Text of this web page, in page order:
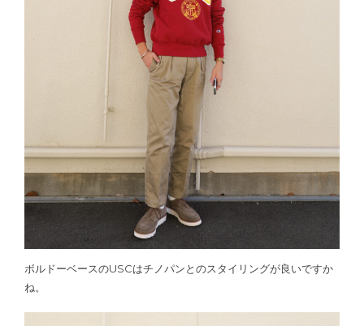
ボルドーベースのUSCはチノパンとのスタイリングが良いですか
ね。